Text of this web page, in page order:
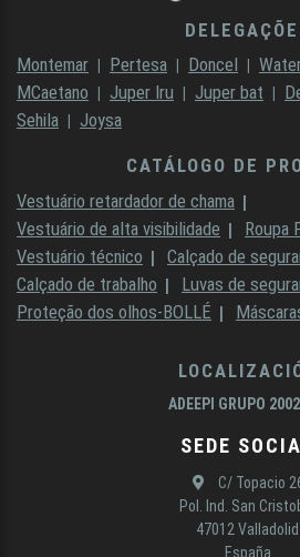
Montemar
Pertesa Doncel
MCaetano
Juper Iru Juper bat
Sehila
Joysa
CATÁLOGO DE
Vestuário retardador de chama
Vestuário de alta visibilidade
Roupa
Vestuário técnico
Calçado de
Calçado de trabalho
Luvas de
Proteção dos olhos-BOLLÉ
ADEEPI GRUPO
SEDE
C/ Topacio
Pol. Ind. San
47012 Valladolid
España